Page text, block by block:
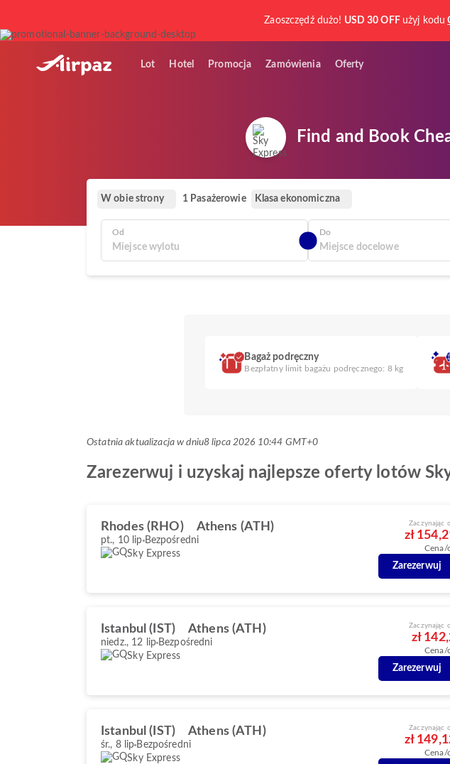
Zaoszczędź dużo! USD 30 OFF użyj kodu
Lot Hotel Promocja Zamówienia Oferty
Find and Book
W obie strony 1 Pasażerowie Klasa ekonomiczna
Od Do
Bagaż podręczny
Bezpłatny limit bagażu podręcznego: 8 kg
Ostatnia aktualizacja w dniu8 lipca 2026 10:44 GMT+0
Zarezerwuj i uzyskaj najlepsze oferty lotów
Rhodes (RHO) Athens (ATH)
pt., 10 lip Bezpośredni
Sky Express
Zaczynając
zł
Cena/
Zarezerwuj
Istanbul (IST) Athens (ATH)
niedz., 12 lip Bezpośredni
Sky Express
Zaczynając
zł
Cena/
Zarezerwuj
Istanbul (IST) Athens (ATH)
śr., 8 lip Bezpośredni
Sky Express
Zaczynając
zł
Cena/